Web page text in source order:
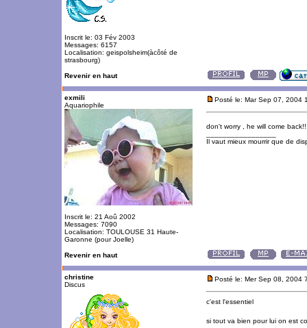
Inscrit le: 03 Fév 2003
Messages: 6157
Localisation: geispolsheim(àcôté de
strasbourg)
Revenir en haut
exmili
Aquariophile
Inscrit le: 21 Aoû 2002
Messages: 7090
Localisation: TOULOUSE 31 Haute-
Garonne (pour Joelle)
Posté le: Mar Sep 07, 2004
don't worry , he will come
Il vaut mieux mourrir que de
Revenir en haut
christine
Discus
Posté le: Mer Sep 08, 2004
c'est l'essentiel
si tout va bien pour lui on est